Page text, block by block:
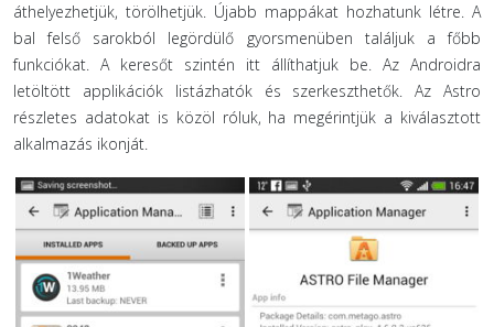
áthelyezhetjük, törölhetjük. Újabb mappákat hozhatunk létre. A
bal felső sarokból legördülő gyorsmenüben találjuk a főbb
funkciókat. A keresőt szintén itt állíthatjuk be. Az Androidra
letöltött applikációk listázhatók és szerkeszthetők. Az Astro
részletes adatokat is közöl róluk, ha megérintjük a kiválasztott
alkalmazás ikonját.